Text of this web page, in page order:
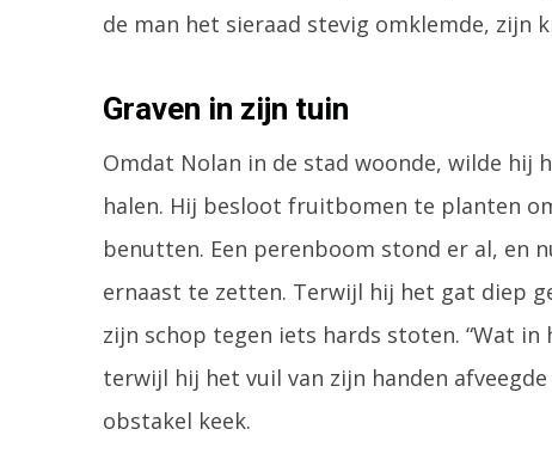
de man het sieraad stevig omklemde, zijn
Graven in zijn tuin
Omdat Nolan in de stad woonde, wilde hij
halen. Hij besloot fruitbomen te planten
benutten. Een perenboom stond er al, en
ernaast te zetten. Terwijl hij het gat diep
zijn schop tegen iets hards stoten. “Wat in
terwijl hij het vuil van zijn handen
obstakel keek.